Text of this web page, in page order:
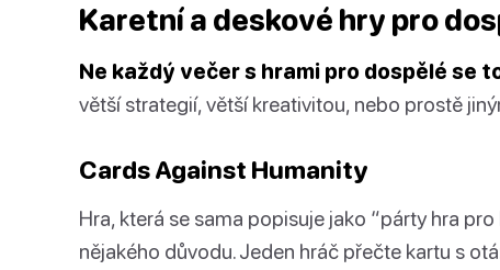
Karetní a deskové hry pro
Ne každý večer s hrami pro dospělé se
větší strategií, větší kreativitou, nebo prostě
Cards Against Humanity
Hra, která se sama popisuje jako “párty hra
nějakého důvodu. Jeden hráč přečte kartu s